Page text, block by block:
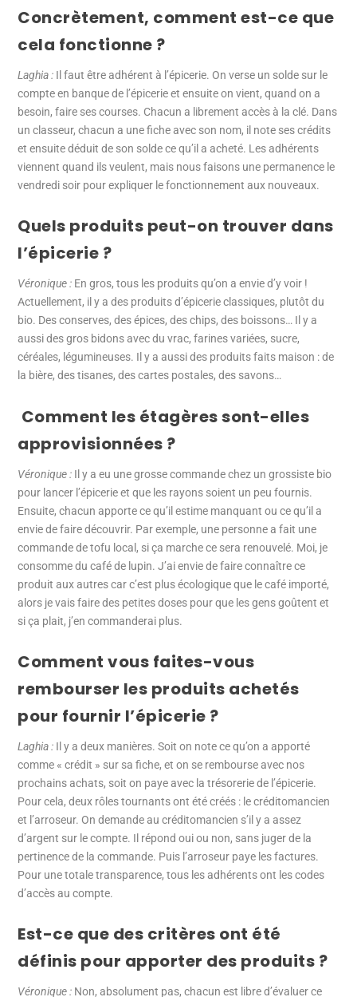
Concrètement, comment est-ce que
cela fonctionne ?
Laghia : Il faut être adhérent à l’épicerie. On verse un solde sur le
compte en banque de l’épicerie et ensuite on vient, quand on a
besoin, faire ses courses. Chacun a librement accès à la clé. Dans
un classeur, chacun a une fiche avec son nom, il note ses crédits
et ensuite déduit de son solde ce qu’il a acheté. Les adhérents
viennent quand ils veulent, mais nous faisons une permanence le
vendredi soir pour expliquer le fonctionnement aux nouveaux.
Quels produits peut-on trouver dans
l’épicerie ?
Véronique : En gros, tous les produits qu’on a envie d’y voir !
Actuellement, il y a des produits d’épicerie classiques, plutôt du
bio. Des conserves, des épices, des chips, des boissons… Il y a
aussi des gros bidons avec du vrac, farines variées, sucre,
céréales, légumineuses. Il y a aussi des produits faits maison : de
la bière, des tisanes, des cartes postales, des savons…
Comment les étagères sont-elles
approvisionnées ?
Véronique : Il y a eu une grosse commande chez un grossiste bio
pour lancer l’épicerie et que les rayons soient un peu fournis.
Ensuite, chacun apporte ce qu’il estime manquant ou ce qu’il a
envie de faire découvrir. Par exemple, une personne a fait une
commande de tofu local, si ça marche ce sera renouvelé. Moi, je
consomme du café de lupin. J’ai envie de faire connaître ce
produit aux autres car c’est plus écologique que le café importé,
alors je vais faire des petites doses pour que les gens goûtent et
si ça plait, j’en commanderai plus.
Comment vous faites-vous
rembourser les produits achetés
pour fournir l’épicerie ?
Laghia : Il y a deux manières. Soit on note ce qu’on a apporté
comme « crédit » sur sa fiche, et on se rembourse avec nos
prochains achats, soit on paye avec la trésorerie de l’épicerie.
Pour cela, deux rôles tournants ont été créés : le créditomancien
et l’arroseur. On demande au créditomancien s’il y a assez
d’argent sur le compte. Il répond oui ou non, sans juger de la
pertinence de la commande. Puis l’arroseur paye les factures.
Pour une totale transparence, tous les adhérents ont les codes
d’accès au compte.
Est-ce que des critères ont été
définis pour apporter des produits ?
Véronique : Non, absolument pas, chacun est libre d’évaluer ce